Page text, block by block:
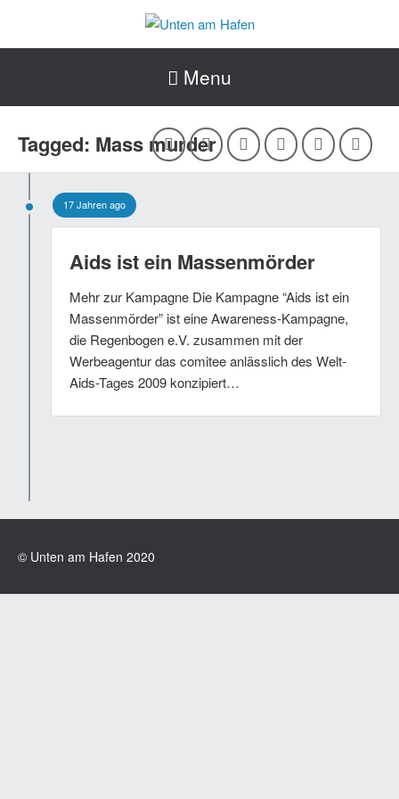
Menu
Tagged: Mass murder
17 Jahren ago
Aids ist ein Massenmörder
Mehr zur Kampagne Die Kampagne “Aids ist ein
Massenmörder” ist eine Awareness-Kampagne,
die Regenbogen e.V. zusammen mit der
Werbeagentur das comitee anlässlich des Welt-
Aids-Tages 2009 konzipiert…
© Unten am Hafen 2020